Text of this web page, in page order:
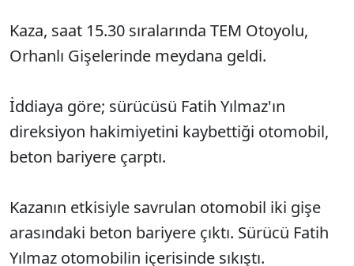
Kaza, saat 15.30 sıralarında TEM Otoyolu,
Orhanlı Gişelerinde meydana geldi.
İddiaya göre; sürücüsü Fatih Yılmaz'ın
direksiyon hakimiyetini kaybettiği otomobil,
beton bariyere çarptı.
Kazanın etkisiyle savrulan otomobil iki gişe
arasındaki beton bariyere çıktı. Sürücü Fatih
Yılmaz otomobilin içerisinde sıkıştı.